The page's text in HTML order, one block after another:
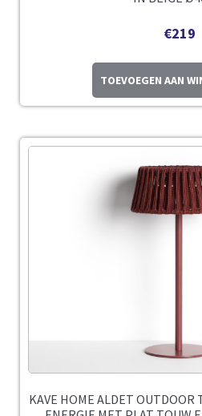
€219
TOEVOEGEN AAN
KAVE HOME ALDET OUTDOOR